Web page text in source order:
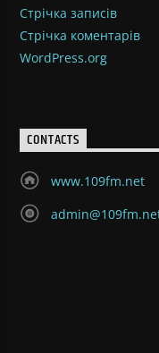
Стрічка записів
Стрічка коментарів
WordPress.org
CONTACTS
www.109fm.net